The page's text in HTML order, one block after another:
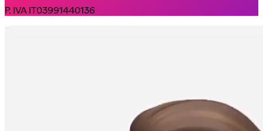
P. IVA IT03991440136